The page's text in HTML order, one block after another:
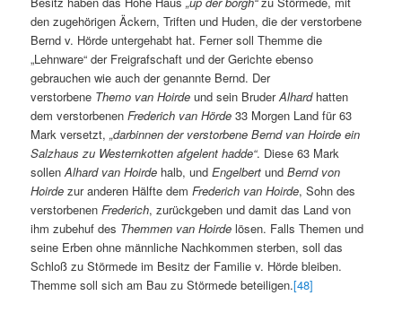
den zugehörigen Äckern, Triften und Huden, die der verstorbene
Bernd v. Hörde untergehabt hat. Ferner soll Themme die
„Lehnware“ der Freigrafschaft und der Gerichte ebenso
gebrauchen wie auch der genannte Bernd. Der
verstorbene Themo van Hoirde und sein BruderAlhard hatten
dem verstorbenen Frederich van Hörde 33 Morgen Land für 63
Mark versetzt,„darbinnen der verstorbene Bernd van Hoirde ein
Salzhaus zu Westernkotten afgelent hadde“. Diese 63 Mark
sollenAlhard van Hoirde halb, undEngelbertund Bernd von
Hoirde zur anderen Hälfte demFrederich van Hoirde, Sohn des
verstorbenenFrederich, zurückgeben und damit das Land von
ihm zubehuf des Themmen van Hoirde lösen. Falls Themen und
seine Erben ohne männliche Nachkommen sterben, soll das
Schloß zu Störmede im Besitz der Familie v. Hörde bleiben.
Themme soll sich am Bau zu Störmede beteiligen.[48]